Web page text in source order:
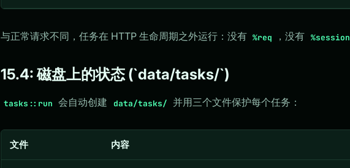
与正常请求不同，任务在 HTTP 生命周期之外运行：没有 %req ，没有 %session
15.4: 磁盘上的状态 (`data/tasks/`)
tasks::run 会自动创建 data/tasks/ 并用三个文件保护每个任务：
文件 内容